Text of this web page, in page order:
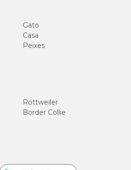
Gato
Casa
Peixes
Rottweiler
Border Collie